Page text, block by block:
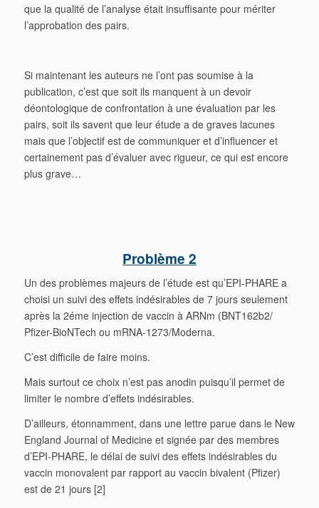
que la qualité de l’analyse était insuffisante pour mériter
l’approbation des pairs.
Si maintenant les auteurs ne l’ont pas soumise à la
publication, c’est que soit ils manquent à un devoir
déontologique de confrontation à une évaluation par les
pairs, soit ils savent que leur étude a de graves lacunes
mais que l’objectif est de communiquer et d’influencer et
certainement pas d’évaluer avec rigueur, ce qui est encore
plus grave…
Problème 2
Un des problèmes majeurs de l’étude est qu’EPI-PHARE a
choisi un suivi des effets indésirables de 7 jours seulement
après la 2éme injection de vaccin à ARNm (BNT162b2/
Pfizer-BioNTech ou mRNA-1273/Moderna.
C’est difficile de faire moins.
Mais surtout ce choix n’est pas anodin puisqu’il permet de
limiter le nombre d’effets indésirables.
D’ailleurs, étonnamment, dans une lettre parue dans le New
England Journal of Medicine et signée par des membres
d’EPI-PHARE, le délai de suivi des effets indésirables du
vaccin monovalent par rapport au vaccin bivalent (Pfizer)
est de 21 jours [2]